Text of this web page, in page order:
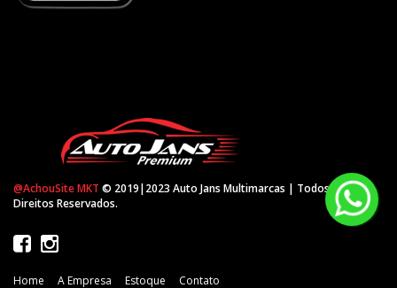
@AchouSite MKT © 2019|2023 Auto Jans Multimarcas | Todos os
Direitos Reservados.
Home A Empresa Estoque Contato